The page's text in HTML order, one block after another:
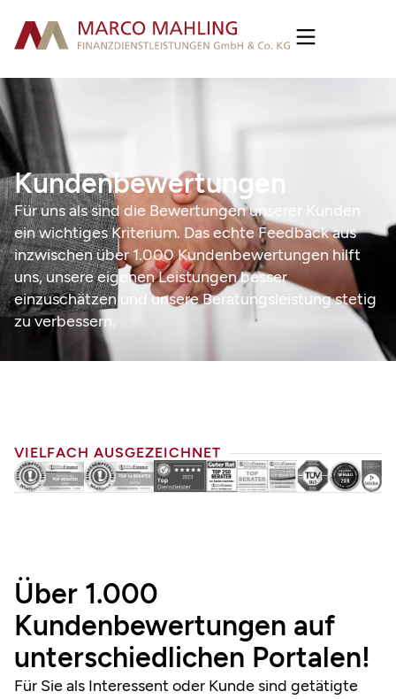
Kundenbewertungen
Für uns als sind die Bewertungen unserer Kunden
ein wichtiges Kriterium. Das echte Feedback aus
inzwischen über 1.000 Kundenbewertungen hilft
uns, unsere eigenen Leistungen besser
einzuschätzen und unsere Beratungsleistung stetig
zu verbessern.
VIELFACH AUSGEZEICHNET
Über 1.000
Kundenbewertungen auf
unterschiedlichen Portalen!
Für Sie als Interessent oder Kunde sind getätigte